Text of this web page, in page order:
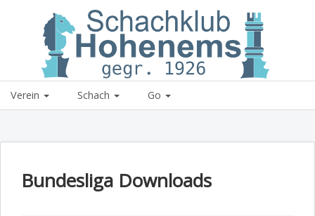
Schachklub Hohenems
Verein Schach Go
Bundesliga Downloads